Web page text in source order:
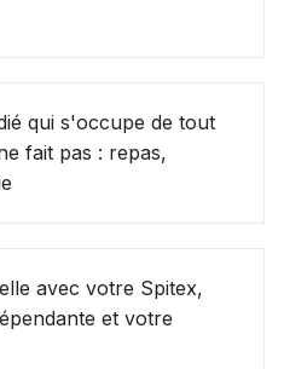
qui s'occupe de tout
fait pas : repas,
avec votre Spitex,
et votre